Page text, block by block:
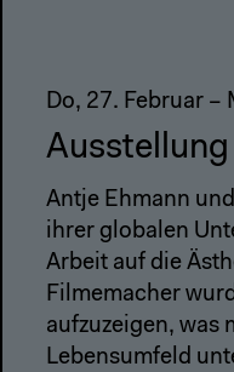
Do, 27. Februar –
Ausstellung
Antje Ehmann
ihrer globalen
Arbeit auf die
Filmemacher
aufzuzeigen, was
Lebensumfeld